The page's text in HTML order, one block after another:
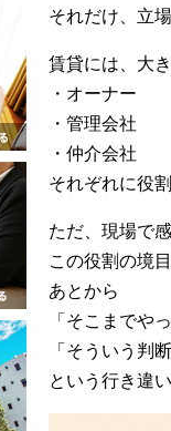
それだけ、立
賃貸には、大
・オーナー
・管理会社
・仲介会社
それぞれに役
ただ、現場で
この役割の境
あとから
「そこまでや
「そういう判
という行き違